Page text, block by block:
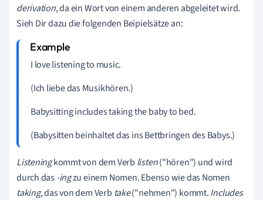
derivation, da ein Wort von einem anderen abgeleitet wird.
Sieh Dir dazu die folgenden Beipielsätze an:
I love listening to music.
(Ich liebe das Musikhören.)
Babysitting includes taking the baby to bed.
(Babysitten beinhaltet das ins Bettbringen des Babys.)
Listeningkommt von dem Verb listen("hören") und wird
durch das-ingzu einem Nomen. Ebenso wie das Nomen
taking, das von dem Verb take("nehmen") kommt.Includes